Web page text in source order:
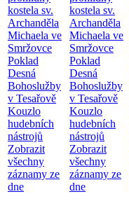
kostela sv.
Archanděla
Michaela ve
Smržovce
Poklad
Desná
Bohoslužby
v Tesařově
Kouzlo
hudebních
nástrojů
Zobrazit
všechny
záznamy ze
dne
kostela sv.
Archanděla
Michaela ve
Smržovce
Poklad
Desná
Bohoslužby
v Tesařově
Kouzlo
hudebních
nástrojů
Zobrazit
všechny
záznamy ze
dne